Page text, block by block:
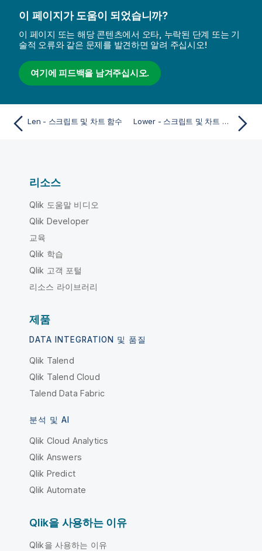
이 페이지가 도움이 되었습니까?
이 페이지 또는 해당 콘텐츠에서 오타, 누락된 단계 또는 기
술적 오류와 같은 문제를 발견하면 알려 주십시오!
여기에 피드백을 남겨주십시오.
Len - 스크립트 및 차트 함수 Lower - 스크립트 및 차트 함수
리소스
Qlik 도움말 비디오
Qlik Developer
교육
Qlik 학습
Qlik 고객 포털
리소스 라이브러리
제품
DATA INTEGRATION 및 품질
Qlik Talend
Qlik Talend Cloud
Talend Data Fabric
분석 및 AI
Qlik Cloud Analytics
Qlik Answers
Qlik Predict
Qlik Automate
Qlik을 사용하는 이유
Qlik을 사용하는 이유